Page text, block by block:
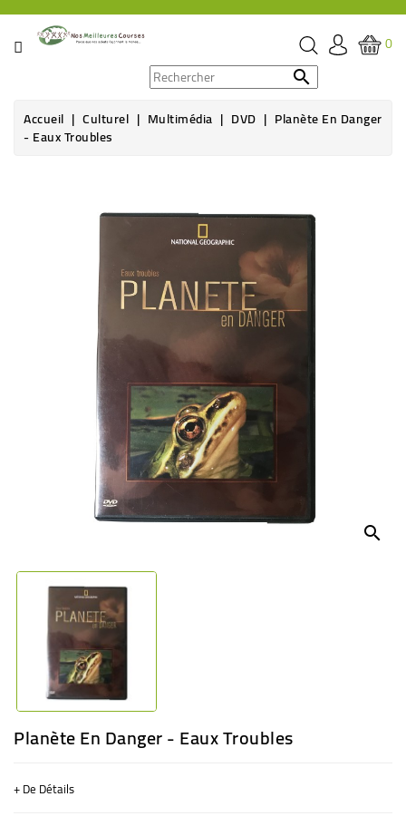
CATÉGORIE
ÉPICERIE
0

Accueil Culturel Multimédia DVD Planète En Danger
- Eaux Troubles
search
Planète En Danger - Eaux Troubles
+ De Détails